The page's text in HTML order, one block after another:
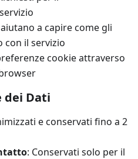
aiutano a capire come gli
con il servizio
cookie attraverso
dei Dati
e conservati fino a 2
: Conservati solo per il